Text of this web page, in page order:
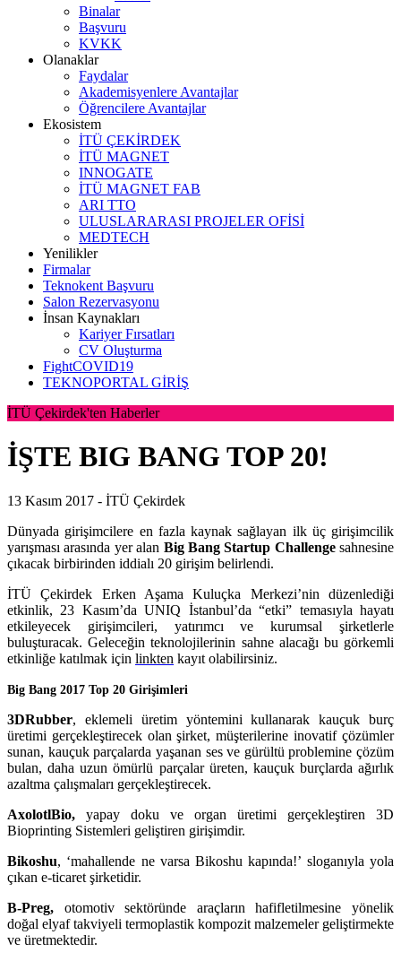
Binalar
Başvuru
KVKK
Olanaklar
Faydalar
Akademisyenlere Avantajlar
Öğrencilere Avantajlar
Ekosistem
İTÜ ÇEKİRDEK
İTÜ MAGNET
INNOGATE
İTÜ MAGNET FAB
ARI TTO
ULUSLARARASI PROJELER OFİSİ
MEDTECH
Yenilikler
Firmalar
Teknokent Başvuru
Salon Rezervasyonu
İnsan Kaynakları
Kariyer Fırsatları
CV Oluşturma
FightCOVID19
TEKNOPORTAL GİRİŞ
İTÜ Çekirdek'ten Haberler
İŞTE BIG BANG TOP 20!
13 Kasım 2017 - İTÜ Çekirdek
Dünyada girişimcilere en fazla kaynak sağlayan ilk üç girişimcilik
yarışması arasında yer alan Big Bang Startup Challengesahnesine
çıkacak birbirinden iddialı 20 girişim belirlendi.
İTÜ Çekirdek Erken Aşama Kuluçka Merkezi’nin düzenlediği
etkinlik, 23 Kasım’da UNIQ İstanbul’da “etki” temasıyla hayatı
etkileyecek girişimcileri, yatırımcı ve kurumsal şirketlerle
buluşturacak. Geleceğin teknolojilerinin sahne alacağı bu görkemli
etkinliğe katılmak için linkten kayıt olabilirsiniz.
Big Bang 2017 Top 20 Girişimleri
3DRubber, eklemeli üretim yöntemini kullanarak kauçuk burç
üretimi gerçekleştirecek olan şirket, müşterilerine inovatif çözümler
sunan, kauçuk parçalarda yaşanan ses ve gürültü problemine çözüm
bulan, daha uzun ömürlü parçalar üreten, kauçuk burçlarda ağırlık
azaltma çalışmaları gerçekleştirecek.
AxolotlBio, yapay doku ve organ üretimi gerçekleştiren 3D
Bioprinting Sistemleri geliştiren girişimdir.
Bikoshu, ‘mahallende ne varsa Bikoshu kapında!’ sloganıyla yola
çıkan e-ticaret şirketidir.
B-Preg, otomotiv sektöründe araçların hafifletilmesine yönelik
doğal elyaf takviyeli termoplastik kompozit malzemeler geliştirmekte
ve üretmektedir.